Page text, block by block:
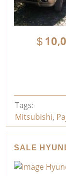
Tags:
Mitsubishi,
SALE